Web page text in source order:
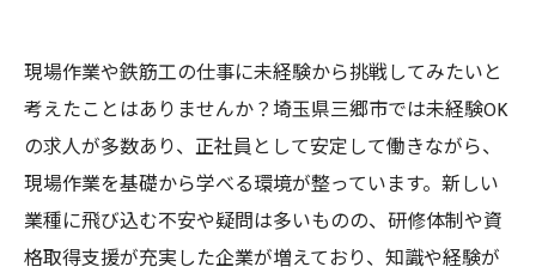
現場作業や鉄筋工の仕事に未経験から挑戦してみたいと
考えたことはありませんか？埼玉県三郷市では未経験OK
の求人が多数あり、正社員として安定して働きながら、
現場作業を基礎から学べる環境が整っています。新しい
業種に飛び込む不安や疑問は多いものの、研修体制や資
格取得支援が充実した企業が増えており、知識や経験が